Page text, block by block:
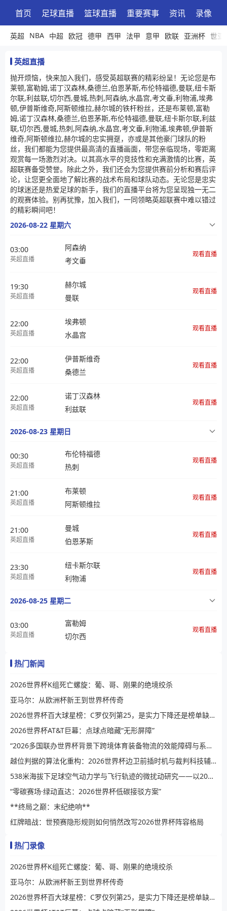
首页 足球直播 篮球直播 重要赛事 资讯 录像
英超 NBA 中超 欧冠 德甲 西甲 法甲 意甲 欧联 亚洲杯 世亚
英超直播
抛开烦恼，快来加入我们，感受英超联赛的精彩纷呈！无论您是布
莱顿,富勒姆,诺丁汉森林,桑德兰,伯恩茅斯,布伦特福德,曼联,纽卡斯
尔联,利兹联,切尔西,曼城,热刺,阿森纳,水晶宫,考文垂,利物浦,埃弗
顿,伊普斯维奇,阿斯顿维拉,赫尔城的铁杆粉丝，还是布莱顿,富勒
姆,诺丁汉森林,桑德兰,伯恩茅斯,布伦特福德,曼联,纽卡斯尔联,利兹
联,切尔西,曼城,热刺,阿森纳,水晶宫,考文垂,利物浦,埃弗顿,伊普斯
维奇,阿斯顿维拉,赫尔城的忠实拥趸，亦或是其他豪门球队的粉
丝，我们都能为您提供最高清的直播画面，带您亲临现场，零距离
观赏每一场激烈对决。以其高水平的竞技性和充满激情的比赛，英
超联赛备受赞誉。除此之外，我们还会为您提供赛前分析和赛后评
论，让您更全面地了解比赛的战术布局和球队动态。无论您是忠实
的球迷还是热爱足球的新手，我们的直播平台将为您呈现独一无二
的观赛体验。别再犹豫，加入我们，一同领略英超联赛中难以错过
的精彩瞬间吧！
2026-08-22 星期六
03:00
英超直播
阿森纳
考文垂
观看直播
19:30
英超直播
赫尔城
曼联
观看直播
22:00
英超直播
埃弗顿
水晶宫
观看直播
22:00
英超直播
伊普斯维奇
桑德兰
观看直播
22:00
英超直播
诺丁汉森林
利兹联
观看直播
2026-08-23 星期日
00:30
英超直播
布伦特福德
热刺
观看直播
21:00
英超直播
布莱顿
阿斯顿维拉
观看直播
21:00
英超直播
曼城
伯恩茅斯
观看直播
23:30
英超直播
纽卡斯尔联
利物浦
观看直播
2026-08-25 星期二
03:00
英超直播
富勒姆
切尔西
观看直播
热门新闻
2026世界杯K组死亡螺旋：葡、哥、刚果的绝境绞杀
亚马尔：从欧洲杯新王到世界杯传奇
2026世界杯百大球星榜：C罗仅列第25，是实力下降还是榜单缺乏公信力？
2026世界杯AT&T巨幕：点球点暗藏“无形屏障”
“2026多国联办世界杯背景下跨境体育装备物流的效能障碍与系统性提升路径”
越位判据的算法化重构：2026世界杯边卫前插时机与裁判科技辅助决策的演进逻辑
538米海拔下足球空气动力学与飞行轨迹的微扰动研究——以2026世界杯BBVA球场为例
“零碳赛场·绿动直达：2026世界杯低碳接驳方案”
**终局之巅：末纪绝响**
红牌暗战：世预赛隐形规则如何悄然改写2026世界杯阵容格局
热门录像
2026世界杯K组死亡螺旋：葡、哥、刚果的绝境绞杀
亚马尔：从欧洲杯新王到世界杯传奇
2026世界杯百大球星榜：C罗仅列第25，是实力下降还是榜单缺乏公信力？